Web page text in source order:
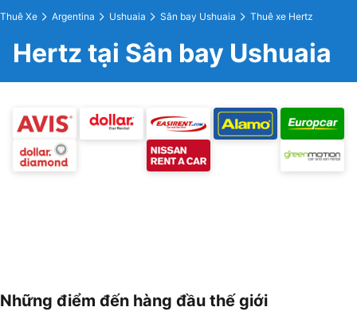
Thuê Xe Argentina Ushuaia Sân bay Ushuaia Thuê xe Hertz
Hertz tại Sân bay Ushuaia
Những điểm đến hàng đầu thế giới